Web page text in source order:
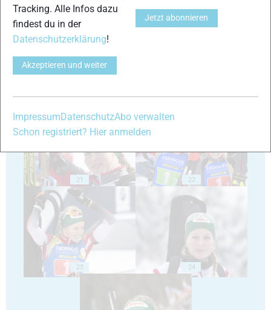
17
21 22
23 24
Tracking. Alle Infos dazu
findest du in der
Datenschutzerklärung!
Akzeptieren und weiter
Jetzt abonnieren
Impressum DatenschutzAbo verwalten
Schon registriert? Hier anmelden